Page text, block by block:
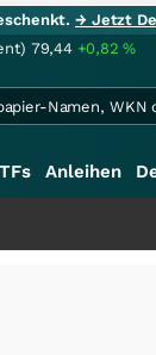
→ Jetzt
79,44 +0,82%
Anleihen